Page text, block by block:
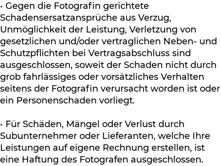
• Gegen die Fotografin gerichtete
Schadensersatzansprüche aus Verzug,
Unmöglichkeit der Leistung, Verletzung von
gesetzlichen und/oder vertraglichen Neben- und
Schutzpflichten bei Vertragsabschluss sind
ausgeschlossen, soweit der Schaden nicht durch
grob fahrlässiges oder vorsätzliches Verhalten
seitens der Fotografin verursacht worden ist oder
ein Personenschaden vorliegt.
• Für Schäden, Mängel oder Verlust durch
Subunternehmer oder Lieferanten, welche Ihre
Leistungen auf eigene Rechnung erstellen, ist
eine Haftung des Fotografen ausgeschlossen.